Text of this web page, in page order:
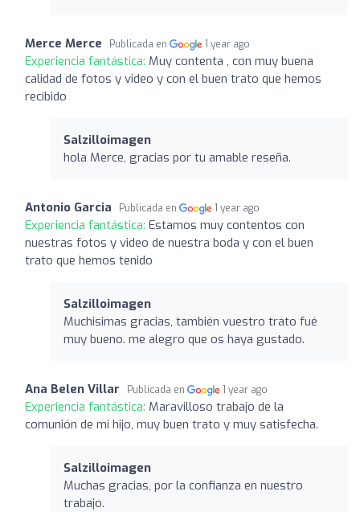
Merce Merce Publicada en 1 year ago
Experiencia fantástica: Muy contenta , con muy buena
calidad de fotos y video y con el buen trato que hemos
recibido
Salzilloimagen
hola Merce, gracias por tu amable reseña.
Antonio Garcia Publicada en 1 year ago
Experiencia fantástica: Estamos muy contentos con
nuestras fotos y video de nuestra boda y con el buen
trato que hemos tenido
Salzilloimagen
Muchisimas gracias, también vuestro trato fué
muy bueno. me alegro que os haya gustado.
Ana Belen Villar Publicada en 1 year ago
Experiencia fantástica: Maravilloso trabajo de la
comunión de mi hijo, muy buen trato y muy satisfecha.
Salzilloimagen
Muchas gracias, por la confianza en nuestro
trabajo.